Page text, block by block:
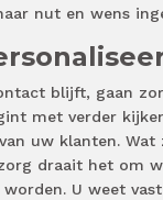
nut en wens
blijft, gaan
met verder
uw klanten. Wat
draait het om
U weet